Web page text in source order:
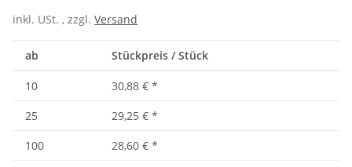
inkl. USt. , zzgl. Versand
ab Stückpreis / Stück
10 30,88 € *
25
29,25 € *
100
28,60 € *